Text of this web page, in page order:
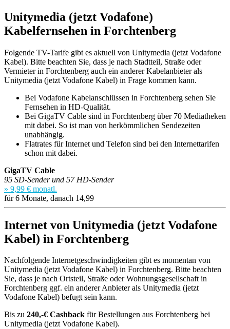
Unitymedia (jetzt Vodafone)
Kabelfernsehen in Forchtenberg
Folgende TV-Tarife gibt es aktuell von Unitymedia (jetzt Vodafone
Kabel). Bitte beachten Sie, dass je nach Stadtteil, Straße oder
Vermieter in Forchtenberg auch ein anderer Kabelanbieter als
Unitymedia (jetzt Vodafone Kabel) in Frage kommen kann.
Bei Vodafone Kabelanschlüssen in Forchtenberg sehen Sie
Fernsehen in HD-Qualität.
Bei GigaTV Cable sind in Forchtenberg über 70 Mediatheken
mit dabei. So ist man von herkömmlichen Sendezeiten
unabhängig.
Flatrates für Internet und Telefon sind bei den Internettarifen
schon mit dabei.
GigaTV Cable
95 SD-Sender und 57 HD-Sender
» 9,99 € monatl.
für 6 Monate, danach 14,99
Internet von Unitymedia (jetzt Vodafone
Kabel) in Forchtenberg
Nachfolgende Internetgeschwindigkeiten gibt es momentan von
Unitymedia (jetzt Vodafone Kabel) in Forchtenberg. Bitte beachten
Sie, dass je nach Ortsteil, Straße oder Wohnungsgesellschaft in
Forchtenberg ggf. ein anderer Anbieter als Unitymedia (jetzt
Vodafone Kabel) befugt sein kann.
Bis zu 240,-€ Cashback für Bestellungen aus Forchtenberg bei
Unitymedia (jetzt Vodafone Kabel).